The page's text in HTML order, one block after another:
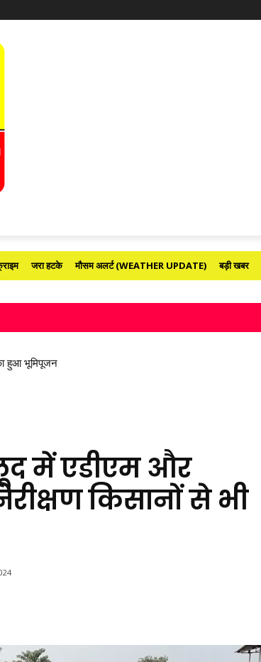
जरा हटके मौसम अलर्ट (WEATHER UPDATE) बड़ी खबर
भूमिपूजन
दिया स्वच्छ पर्यावरण का संदेश
में एडीएम और
किसानों से भी